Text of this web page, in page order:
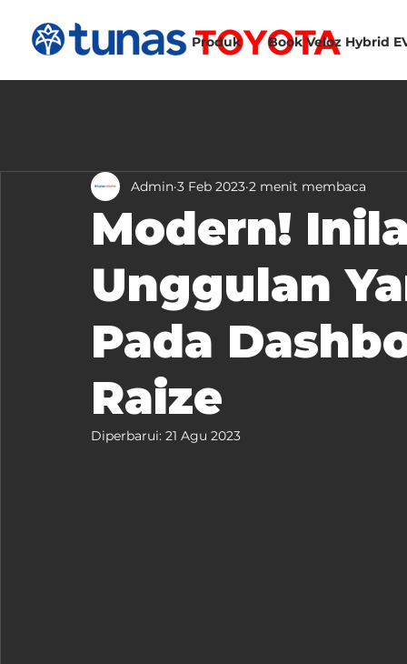
Produk Book Veloz Hybrid
Modern!
Unggulan
Pada
Raize
Admin 3 Feb 2023 2 menit membaca
Diperbarui: 21 Agu 2023